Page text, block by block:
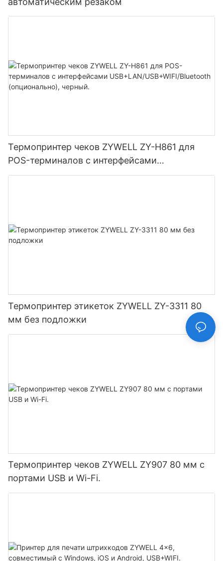
Термопринтер чеков ZYWELL ZY-H861 для
POS-терминалов с интерфейсами
USB+LAN/USB+WIFI/Bluetooth (опционально),
Термопринтер этикеток ZYWELL ZY-3311 80
мм без подложки
Термопринтер чеков ZYWELL ZY907 80 мм с
портами USB и Wi-Fi.